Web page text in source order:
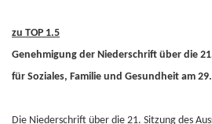
zu TOP 1.5
Genehmigung der Niederschrift über die
für Soziales, Familie und Gesundheit am
Die Niederschrift über die 21. Sitzung des